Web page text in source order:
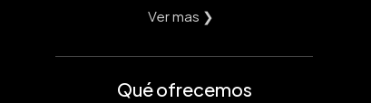
Ver mas ❯
Qué ofrecemos